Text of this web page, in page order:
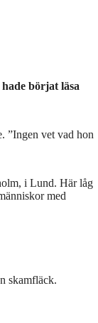
börjat läsa
”Ingen vet vad hon
i Lund. Här låg
med
skamfläck.